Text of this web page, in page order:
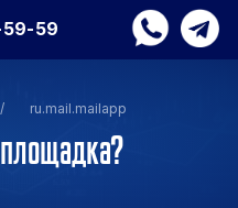
59
/ ru.mail.mailapp